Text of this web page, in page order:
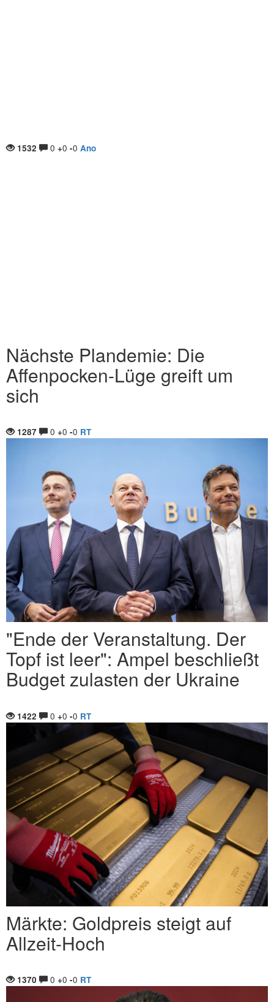
1532 0 +0 -0 Ano
Nächste Plandemie: Die
Affenpocken-Lüge greift um
sich
1287 0 +0 -0 RT
"Ende der Veranstaltung. Der
Topf ist leer": Ampel beschließt
Budget zulasten der Ukraine
1422 0 +0 -0 RT
Märkte: Goldpreis steigt auf
Allzeit-Hoch
1370 0 +0 -0 RT